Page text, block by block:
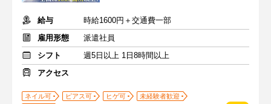
給与
時給1600円＋交通費一部
雇用形態
派遣社員
シフト
週5日以上 1日8時間以上
アクセス
ネイル可 ピアス可 ヒゲ可
未経験者歓迎